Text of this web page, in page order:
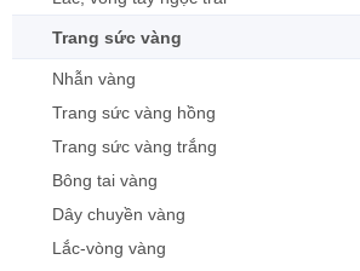
Trang sức vàng
Nhẫn vàng
Trang sức vàng hồng
Trang sức vàng trắng
Bông tai vàng
Dây chuyền vàng
Lắc-vòng vàng